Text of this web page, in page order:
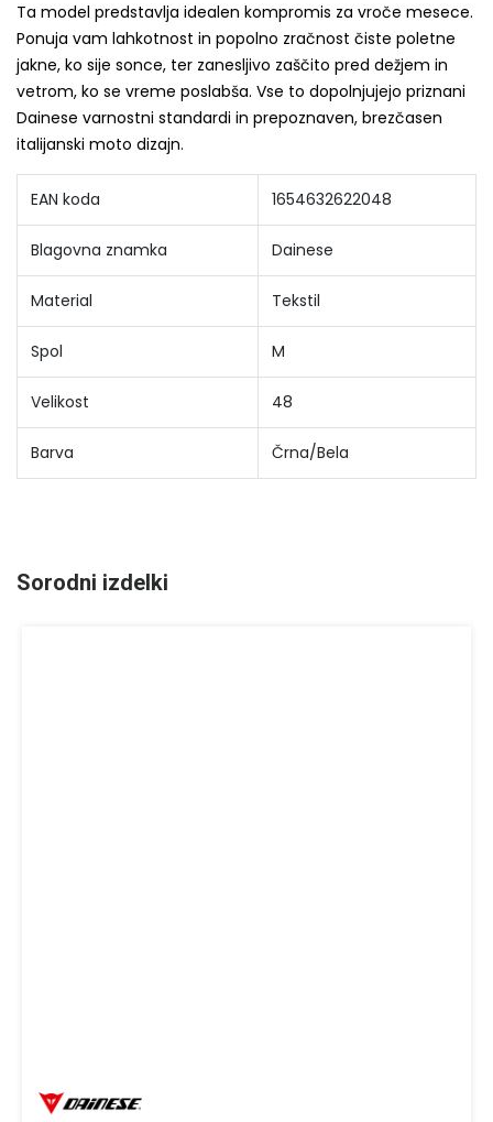
Ta model predstavlja idealen kompromis za vroče mesece.
Ponuja vam lahkotnost in popolno zračnost čiste poletne
jakne, ko sije sonce, ter zanesljivo zaščito pred dežjem in
vetrom, ko se vreme poslabša. Vse to dopolnjujejo priznani
Dainese varnostni standardi in prepoznaven, brezčasen
italijanski moto dizajn.
EAN koda 1654632622048
Blagovna znamka Dainese
Material Tekstil
Spol M
Velikost 48
Barva Črna/Bela
Sorodni izdelki